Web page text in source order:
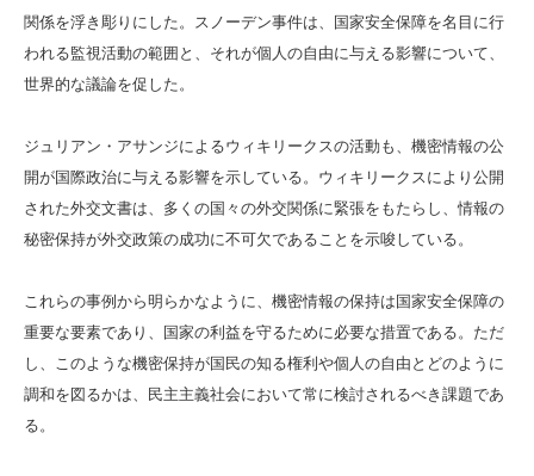
関係を浮き彫りにした。スノーデン事件は、国家安全保障を名目に行
われる監視活動の範囲と、それが個人の自由に与える影響について、
世界的な議論を促した。
ジュリアン・アサンジによるウィキリークスの活動も、機密情報の公
開が国際政治に与える影響を示している。ウィキリークスにより公開
された外交文書は、多くの国々の外交関係に緊張をもたらし、情報の
秘密保持が外交政策の成功に不可欠であることを示唆している。
これらの事例から明らかなように、機密情報の保持は国家安全保障の
重要な要素であり、国家の利益を守るために必要な措置である。ただ
し、このような機密保持が国民の知る権利や個人の自由とどのように
調和を図るかは、民主主義社会において常に検討されるべき課題であ
る。